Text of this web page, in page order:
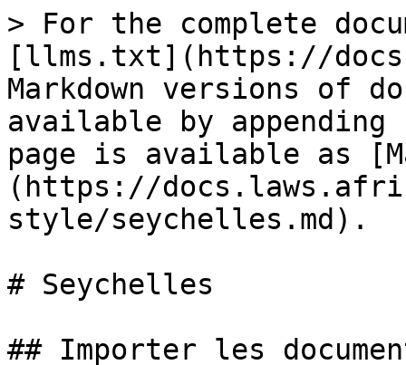
> For the complete
[llms.txt](https://
Markdown versions of
available by
page is available as
(https://
style/seychelles.md).
# Seychelles
## Importer les